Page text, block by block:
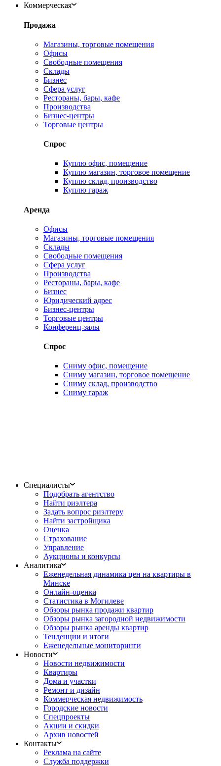
Коммерческая
Продажа
Магазины, торговые помещения
Офисы
Свободные помещения
Склады
Бизнес
Сфера услуг
Рестораны, бары, кафе
Производства
Бизнес-центры
Торговые центры
Спрос
Куплю офис, помещение
Куплю магазин, торговое помещение
Куплю склад, производство
Куплю гараж
Аренда
Офисы
Магазины, торговые помещения
Склады
Свободные помещения
Сфера услуг
Производства
Рестораны, бары, кафе
Бизнес
Юридический адрес
Бизнес-центры
Торговые центры
Конференц-залы
Спрос
Сниму офис, помещение
Сниму магазин, торговое помещение
Сниму склад, производство
Сниму гараж
Специалисты
Подобрать агентство
Найти риэлтера
Задать вопрос риэлтеру
Найти застройщика
Оценка
Страхование
Управление
Аукционы и конкурсы
Аналитика
Еженедельная динамика цен на квартиры в
Минске
Онлайн-оценка
Статистика в Могилеве
Обзоры рынка продажи квартир
Обзоры рынка загородной недвижимости
Обзоры рынка аренды квартир
Тенденции и итоги
Еженедельные мониторинги
Новости
Новости недвижимости
Квартиры
Дома и участки
Ремонт и дизайн
Коммерческая недвижимость
Городские новости
Спецпроекты
Акции и скидки
Архив новостей
Контакты
Реклама на сайте
Служба поддержки